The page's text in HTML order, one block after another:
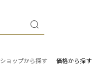
ショップから探す 価格から探す